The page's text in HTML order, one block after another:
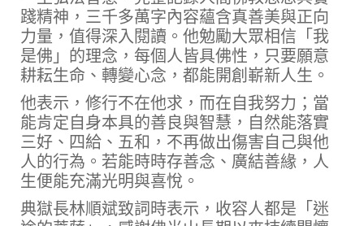
踐精神，三千多萬字內容蘊含真善美與正向
力量，值得深入閱讀。他勉勵大眾相信「我
是佛」的理念，每個人皆具佛性，只要願意
耕耘生命、轉變心念，都能開創嶄新人生。
他表示，修行不在他求，而在自我努力；當
能肯定自身本具的善良與智慧，自然能落實
三好、四給、五和，不再做出傷害自己與他
人的行為。若能時時存善念、廣結善緣，人
生便能充滿光明與喜悅。
典獄長林順斌致詞時表示，收容人都是「迷